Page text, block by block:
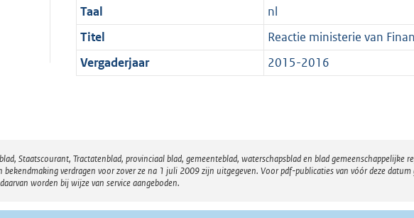
Taal
nl
Titel
Reactie ministerie van
Vergaderjaar
2015-2016
Staatscourant, Tractatenblad, provinciaal blad, gemeenteblad, waterschapsblad en blad
verdragen voor zover ze na 1 juli 2009 zijn uitgegeven. Voor pdf-publicaties van vóór deze
worden bij wijze van service aangeboden.